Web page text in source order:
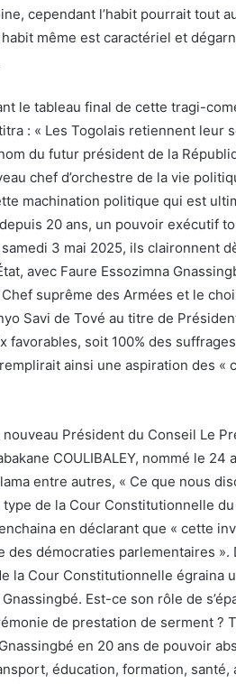
cependant l’habit pourrait tout
même est caractériel et
le tableau final de cette tragi-
: « Les Togolais retiennent leur
du futur président de la
chef d’orchestre de la vie
machination politique qui est
20 ans, un pouvoir exécutif
3 mai 2025, ils claironnent
avec Faure Essozimna
suprême des Armées et le
Savi de Tové au titre de
favorables, soit 100% des
ainsi une aspiration des «
Président du Conseil Le
COULIBALEY, nommé le
entre autres, « Ce que nous
de la Cour Constitutionnelle
en déclarant que « cette
des démocraties parlementaires
la Cour Constitutionnelle égraina
Est-ce son rôle de
de prestation de serment ?
en 20 ans de pouvoir
éducation, formation, santé,